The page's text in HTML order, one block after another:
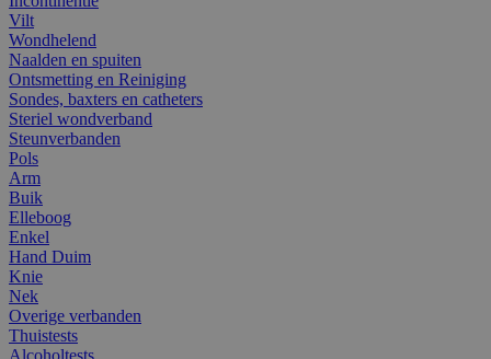
Vilt
Wondhelend
Naalden en spuiten
Ontsmetting en Reiniging
Sondes, baxters en catheters
Steriel wondverband
Steunverbanden
Pols
Arm
Buik
Elleboog
Enkel
Hand Duim
Knie
Nek
Overige verbanden
Thuistests
Alcoholtests